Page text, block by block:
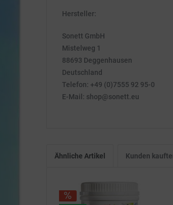
Hersteller:
Sonett GmbH
Mistelweg 1
88693 Deggenhausen
Deutschland
Telefon: +49 (0)7555 92 95-0
E-Mail: shop@sonett.eu
Ähnliche Artikel Kunden